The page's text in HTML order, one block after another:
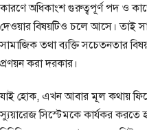
কারণে অধিকাংশ গুরুত্বপূর্ণ পদ ও
দেওয়ার বিষয়টিও চলে আসে। তাই
সামাজিক তথা ব্যক্তি সচেতনতার
প্রণয়ন করা দরকার।
যাই হোক, এখন আবার মূল কথায়
স্যুয়ারেজ সিস্টেমকে কার্যকর করতে